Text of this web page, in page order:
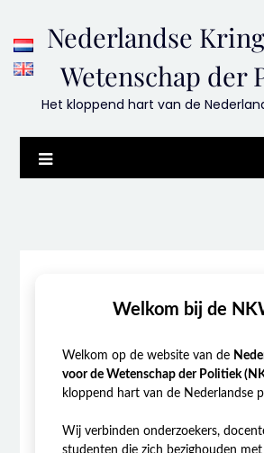
to
content
Nederlandse
Wetenschap der
Het kloppend hart van de
Welkom bij de
Welkom op de website van de
voor de Wetenschap der Politiek
kloppend hart van de Nederlandse
Wij verbinden onderzoekers,
studenten die zich bezighouden